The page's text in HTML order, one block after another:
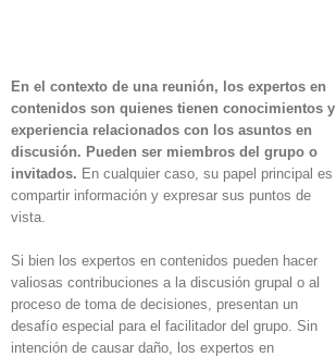
En el contexto de una reunión, los expertos en
contenidos son quienes tienen conocimientos y
experiencia relacionados con los asuntos en
discusión. Pueden ser miembros del grupo o
invitados. En cualquier caso, su papel principal es
compartir información y expresar sus puntos de
vista.
Si bien los expertos en contenidos pueden hacer
valiosas contribuciones a la discusión grupal o al
proceso de toma de decisiones, presentan un
desafío especial para el facilitador del grupo. Sin
intención de causar daño, los expertos en